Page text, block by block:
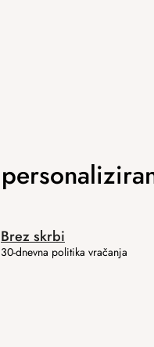
Brez skrbi
30-dnevna politika vračanja